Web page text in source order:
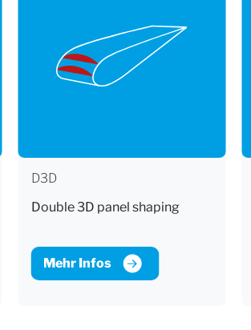
D3D
Double 3D panel shaping
Mehr Infos